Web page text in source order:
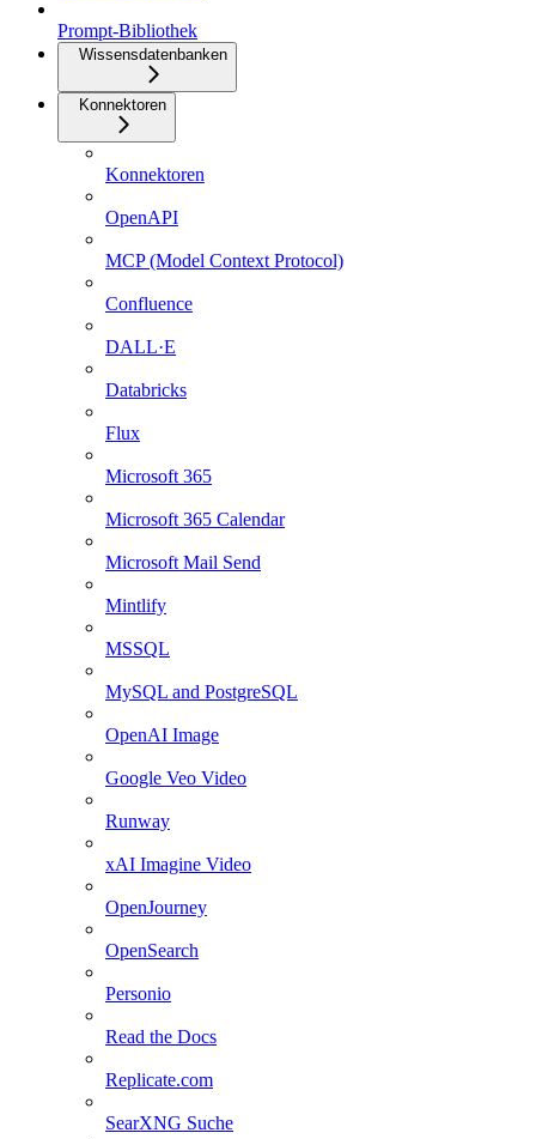
Prompt-Bibliothek
Wissensdatenbanken
Konnektoren
Konnektoren
OpenAPI
MCP (Model Context Protocol)
Confluence
DALL·E
Databricks
Flux
Microsoft 365
Microsoft 365 Calendar
Microsoft Mail Send
Mintlify
MSSQL
MySQL and PostgreSQL
OpenAI Image
Google Veo Video
Runway
xAI Imagine Video
OpenJourney
OpenSearch
Personio
Read the Docs
Replicate.com
SearXNG Suche